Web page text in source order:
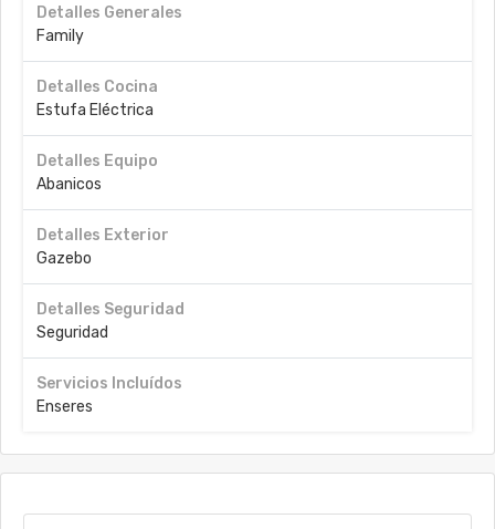
Detalles Generales
Family
Detalles Cocina
Estufa Eléctrica
Detalles Equipo
Abanicos
Detalles Exterior
Gazebo
Detalles Seguridad
Seguridad
Servicios Incluídos
Enseres